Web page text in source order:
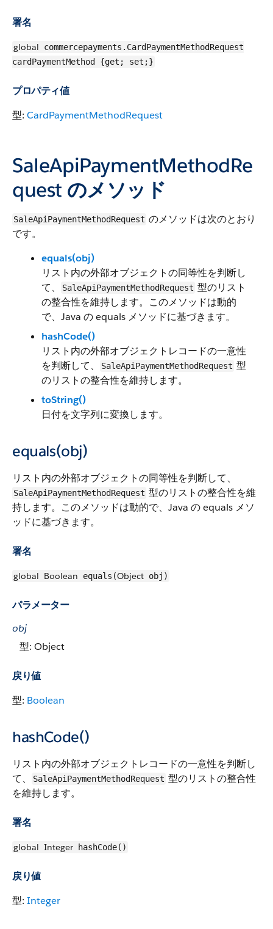
署名
global commercepayments.CardPaymentMethodRequest
cardPaymentMethod {get; set;}
プロパティ値
型: CardPaymentMethodRequest
SaleApiPaymentMethodRe
quest のメソッド
SaleApiPaymentMethodRequest のメソッドは次のとおり
です。
equals(obj)
リスト内の外部オブジェクトの同等性を判断し
て、
SaleApiPaymentMethodRequest 型のリスト
の整合性を維持します。このメソッドは動的
で、Java の equals メソッドに基づきます。
hashCode()
リスト内の外部オブジェクトレコードの一意性
を判断して、
SaleApiPaymentMethodRequest 型
のリストの整合性を維持します。
toString()
日付を文字列に変換します。
equals(obj)
リスト内の外部オブジェクトの同等性を判断して、
SaleApiPaymentMethodRequest 型のリストの整合性を維
持します。このメソッドは動的で、Java の equals メソ
ッドに基づきます。
署名
global Boolean equals(Object obj)
パラメーター
obj
型: Object
戻り値
型: Boolean
hashCode()
リスト内の外部オブジェクトレコードの一意性を判断し
て、
SaleApiPaymentMethodRequest 型のリストの整合性
を維持します。
署名
global Integer hashCode()
戻り値
型: Integer